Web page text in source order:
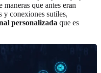
maneras que antes eran
y conexiones sutiles,
personalizada que es